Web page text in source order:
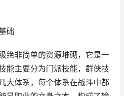
础
绝非简单的资源堆砌，它是一
能主要分为门派技能，群侠技
大体系，每个体系在战斗中都